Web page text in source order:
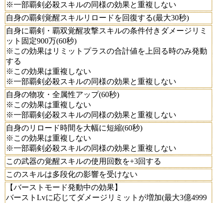
※一部覇剣必殺スキルの同様の効果と重複しない
自身の覇剣覚醒スキルリロードを回復する(最大30秒)
自身に覇剣・覇双覚醒攻撃スキルの条件付きダメージリミ
ット固定900万(60秒)
※この効果はリミットプラスの合計値を上回る時のみ発動
する
※この効果は重複しない
※一部覇剣必殺スキルの同様の効果と重複しない
自身の物攻・全属性アップ(60秒)
※この効果は重複しない
※一部覇剣必殺スキルの同様の効果と重複しない
自身のリロード時間を大幅に短縮(60秒)
※この効果は重複しない
※一部覇剣必殺スキルの同様の効果と重複しない
この武器の覚醒スキルの使用回数を+3回する
このスキルは多段化の影響を受けない
【バーストモード発動中の効果】
バーストLvに応じてダメージリミットが増加(最大3億4999